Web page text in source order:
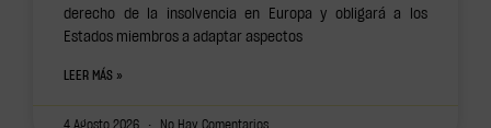
derecho de la insolvencia en Europa y obligará a los
Estados miembros a adaptar aspectos
LEER MÁS »
4 Agosto 2026 No Hay Comentarios